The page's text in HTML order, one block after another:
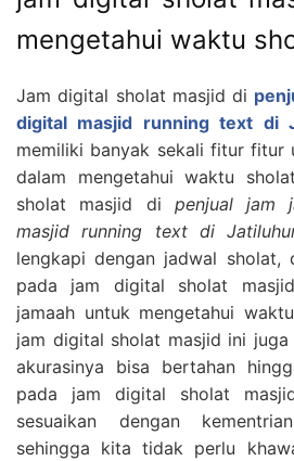
mengetahui waktu
Jam digital sholat masjid di
digital masjid running text di
memiliki banyak sekali fitur fitur
dalam mengetahui waktu
sholat masjid di penjual jam
masjid running text di
lengkapi dengan jadwal sholat,
pada jam digital sholat
jamaah untuk mengetahui
jam digital sholat masjid ini juga
akurasinya bisa bertahan
pada jam digital sholat
sesuaikan dengan
sehingga kita tidak perlu